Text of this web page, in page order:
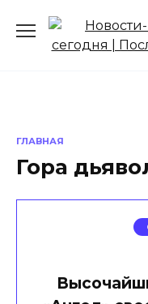
содержанию
ГЛАВНАЯ
Гора